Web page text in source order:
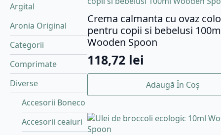
Argital
Aronia Original
Categorii
Comprimate
Diverse
Accesorii Boneco
Accesorii ceaiuri
Crema calmanta cu ovaz
pentru copii si bebelusi
Wooden Spoon
118,72 lei
Adaugă În Coș